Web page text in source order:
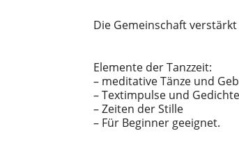
Die Gemeinschaft
Elemente der Tanzzeit:
– meditative Tänze und
– Textimpulse und Gedichte
– Zeiten der Stille
– Für Beginner geeignet.